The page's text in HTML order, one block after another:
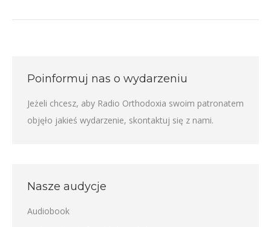
Poinformuj nas o wydarzeniu
Jeżeli chcesz, aby Radio Orthodoxia swoim patronatem
objęło jakieś wydarzenie, skontaktuj się z nami.
Nasze audycje
Audiobook